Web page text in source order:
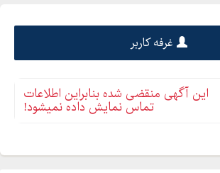
غرفه کاربر
این آگهی منقضی شده بنابراین اطلاعات
تماس نمایش داده نمیشود!